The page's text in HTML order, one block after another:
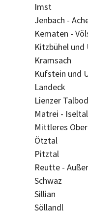
Imst
Jenbach -
Kematen -
Kitzbühel und
Kramsach
Kufstein und
Landeck
Lienzer
Matrei - Iseltal
Mittleres
Ötztal
Pitztal
Reutte -
Schwaz
Sillian
Söllandl